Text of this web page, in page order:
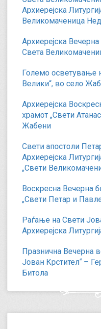
Архиерејска
Великомаченица
Архиерејска
Света
Големо осветување
Велики“, во село
Архиерејска
храмот „Свети
Жабени
Свети апостоли
Архиерејска
„Свети
Воскресна Вечерна
„Свети Петар и
Раѓање на Свети
Архиерејска
Празнична Вечерна
Јован Крстител“ –
Битола